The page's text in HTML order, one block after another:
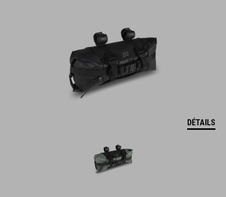
DÉTAILS